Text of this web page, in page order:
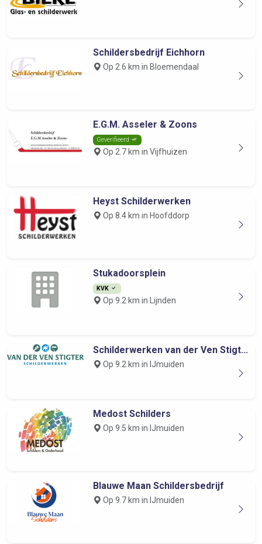
Schildersbedrijf Eichhorn
Op 2.6 km in Bloemendaal
E.G.M. Asseler & Zoons
Geverifieerd
Op 2.7 km in Vijfhuizen
Heyst Schilderwerken
Op 8.4 km in Hoofddorp
Stukadoorsplein
KVK
Op 9.2 km in Lijnden
Schilderwerken van der Ven Stigt...
Op 9.2 km in IJmuiden
Medost Schilders
Op 9.5 km in IJmuiden
Blauwe Maan Schildersbedrijf
Op 9.7 km in IJmuiden